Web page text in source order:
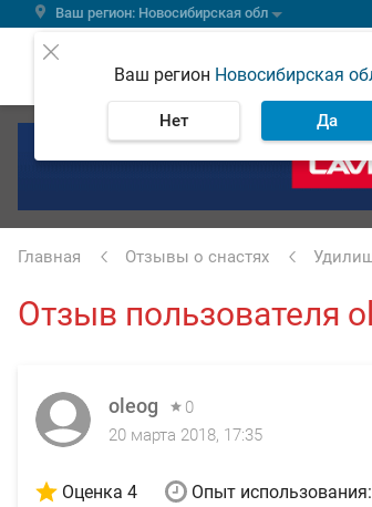
Ваш регион: Новосибирская обл
Ваш регион Новосибирская
Нет Да
Главная Отзывы о снастях
Отзыв пользователя
oleog
0
20 марта 2018, 17:35
Оценка 4 Опыт